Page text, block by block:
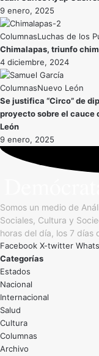
9 enero, 2025
Luchas de los
Chimalapas, triunfo
4 diciembre, 2024
Nuevo León
Se justifica “Circo” de
proyecto sobre el cauce
León
9 enero, 2025
Somos un medio de
Sociales, Cultura y
horas del día, los 7 días
Facebook X-twitter
Categorías
Estados
Nacional
Internacional
Salud
Cultura
Archivo